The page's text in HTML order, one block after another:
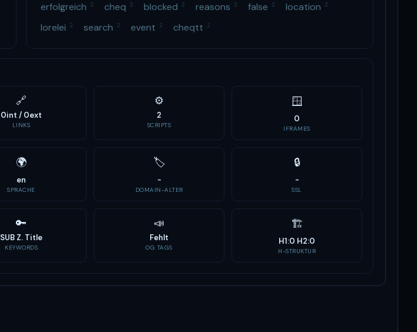
erfolgreich 2 cheq 2 blocked 2 reasons 2 false 2 location 2
lorelei 2 search 2 event 2 cheqtt 2
🔗
0int / 0ext
LINKS
⚙️
2
SCRIPTS
🪟
0
IFRAMES
🌍
en
SPRACHE
🏷
-
DOMAIN-ALTER
🔒
-
SSL
🔑
SUB Z. Title
KEYWORDS
📣
Fehlt
OG TAGS
🏗
H1:0 H2:0
H-STRUKTUR